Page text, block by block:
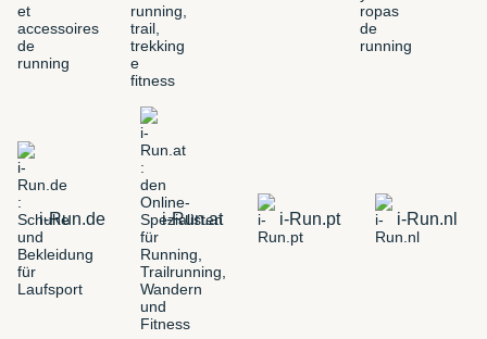
i-Run.de i-Run.at i-Run.pt i-Run.nl